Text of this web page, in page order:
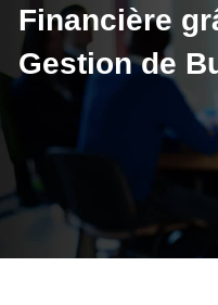
Financière
Gestion de